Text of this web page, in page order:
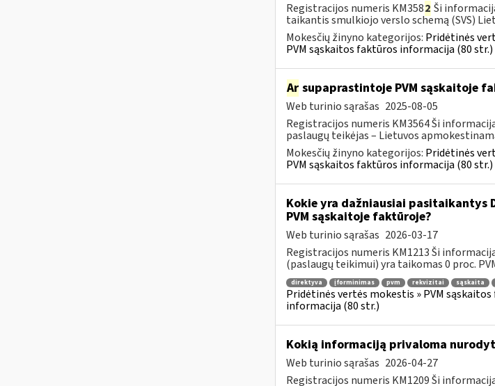
Registracijos numeris KM3582 Ši
taikantis smulkiojo verslo schemą (SVS)
Mokesčių žinyno kategorijos: Pridėtinės
PVM sąskaitos faktūros informacija (80 str.)
Arsupaprastintoje PVM sąskaitoje
Web turinio sąrašas 2025-08-05
Registracijos numeris KM3564 Ši
paslaugų teikėjas – Lietuvos
Mokesčių žinyno kategorijos: Pridėtinės
PVM sąskaitos faktūros informacija (80 str.)
Kokie yra dažniausiai pasitaikantys
PVM sąskaitoje faktūroje?
Web turinio sąrašas 2026-03-17
Registracijos numeris KM1213 Ši
(paslaugų teikimui) yra taikomas 0 proc.
direktyva įforminimas pvm rekvizitai sąskaita
Pridėtinės vertės mokestis » PVM
informacija (80 str.)
Kokią informaciją privaloma
Web turinio sąrašas 2026-04-27
Registracijos numeris KM1209 Ši